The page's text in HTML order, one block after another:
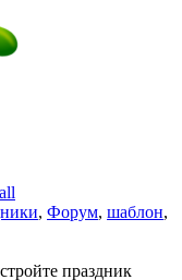
, Форум, шаблон,
праздник